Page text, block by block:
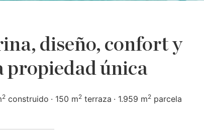
diseño, confort y
propiedad única
2 construido 150 m2 terraza 1.959 m2 parcela